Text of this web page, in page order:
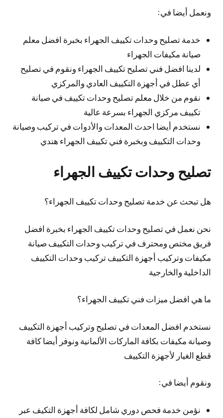
ونعمل أيضا في:
خدمة تصليح وحدات تكييف الجهراء بخبرة افضل معلم
صيانة مكيفات الجهراء
لدينا افضل فني تصليح تكييف الجهراء ونقوم في تصليح
أي عطل في أجهزة التكييف العادي والمركزي
نقوم من خلال معلم تصليح وحدات تكييف في صيانة
تكييف مركزي الجهراء بسرعة عالية
نستخدم أيضا احدث المعدات والأدوات في تركيب وصيانة
وحدات التكييف وبخبرة فني تكييف الجهراء هندي
تصليح وحدات تكييف الجهراء
هل تبحث عن خدمة تصليح وحدات تكييف الجهراء؟
نحن نعمل في تصليح وحدات تكييف الجهراء بخبرة افضل
فريق مختص ومحترف في تركيب وحدات التكييف صيانة
مكيفات وتركيب أجهزة التكييف تركيب وحدات التكييف
الداخلية والخارجية
ما هي افضل ميزات فني تكييف الجهراء؟
نستخدم افضل المعدات في تصليح وتركيب أجهزة التكييف
وصيانة مكيفات بكافة الماركات الألمانية ونوفر أيضا كافة
قطع الغيار لأجهزة التكييف
ونقوم أيضا في:
نؤمن خدمة فحص دوري شامل لكافة أجهزة التكيف عبر